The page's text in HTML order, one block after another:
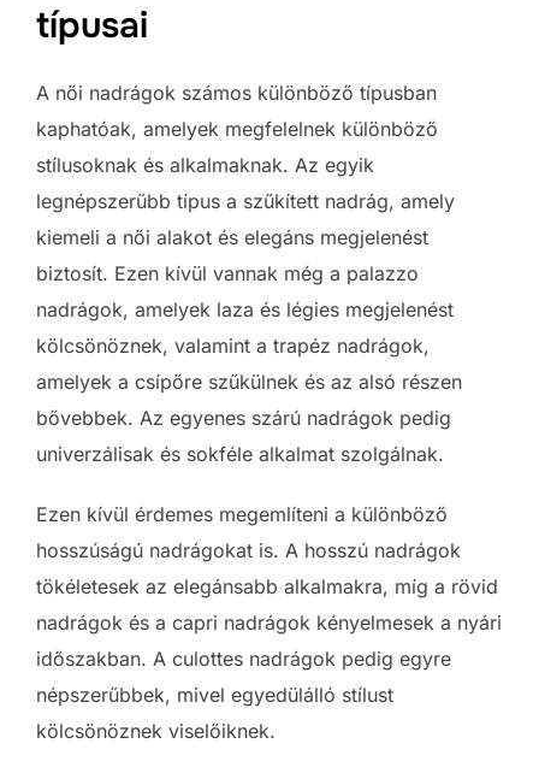
típusai
A női nadrágok számos különböző típusban
kaphatóak, amelyek megfelelnek különböző
stílusoknak és alkalmaknak. Az egyik
legnépszerűbb típus a szűkített nadrág, amely
kiemeli a női alakot és elegáns megjelenést
biztosít. Ezen kívül vannak még a palazzo
nadrágok, amelyek laza és légies megjelenést
kölcsönöznek, valamint a trapéz nadrágok,
amelyek a csípőre szűkülnek és az alsó részen
bővebbek. Az egyenes szárú nadrágok pedig
univerzálisak és sokféle alkalmat szolgálnak.
Ezen kívül érdemes megemlíteni a különböző
hosszúságú nadrágokat is. A hosszú nadrágok
tökéletesek az elegánsabb alkalmakra, míg a rövid
nadrágok és a capri nadrágok kényelmesek a nyári
időszakban. A culottes nadrágok pedig egyre
népszerűbbek, mivel egyedülálló stílust
kölcsönöznek viselőiknek.